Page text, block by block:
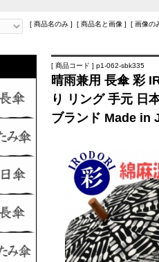
[ 商品名のみ ] [ 商品名と画像 ] [ 画像の
[ 商品コード ] p1-062-sbk335
晴雨兼用 長傘 彩
り リング 手元 日
ブランド Made in